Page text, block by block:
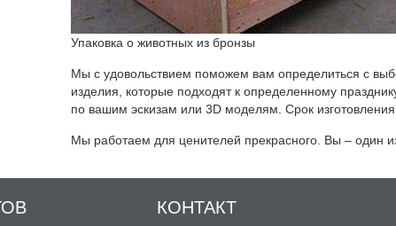
Упаковка о животных из бронзы
Мы с удовольствием поможем вам определиться с
изделия, которые подходят к определенному
по вашим эскизам или 3D моделям. Срок
Мы работаем для ценителей прекрасного. Вы – один
КОНТАКТ